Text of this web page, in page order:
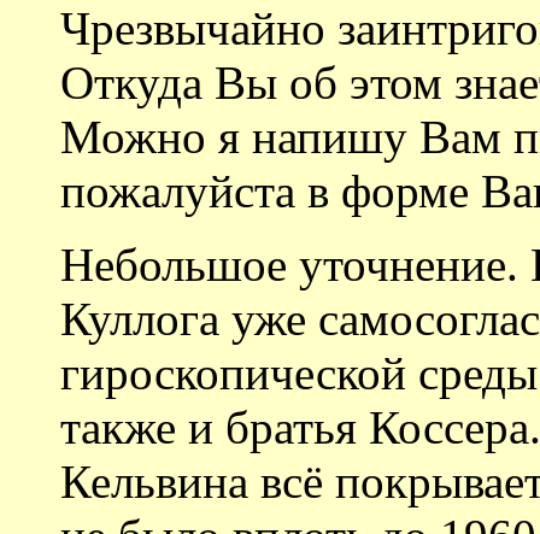
Чрезвычайно
Откуда Вы об этом
Можно я напишу Вам
пожалуйста в форме
Небольшое
Куллога уже
гироскопической
также и братья
Кельвина всё